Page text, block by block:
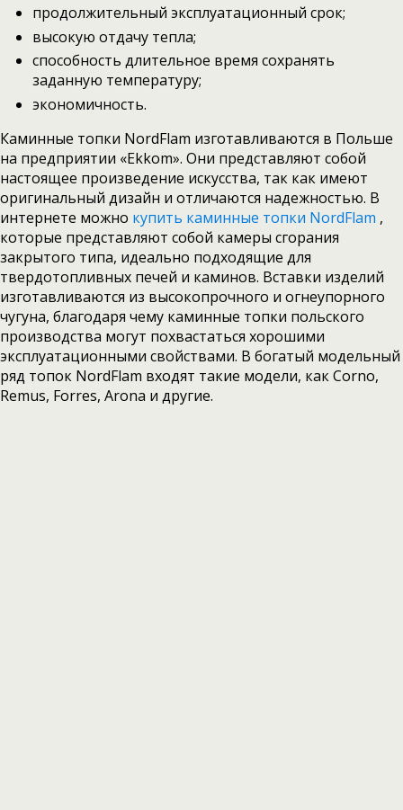
продолжительный эксплуатационный срок;
высокую отдачу тепла;
способность длительное время сохранять
заданную температуру;
экономичность.
Каминные топки NordFlam изготавливаются в Польше
на предприятии «Ekkom». Они представляют собой
настоящее произведение искусства, так как имеют
оригинальный дизайн и отличаются надежностью. В
интернете можно купить каминные топки NordFlam ,
которые представляют собой камеры сгорания
закрытого типа, идеально подходящие для
твердотопливных печей и каминов. Вставки изделий
изготавливаются из высокопрочного и огнеупорного
чугуна, благодаря чему каминные топки польского
производства могут похвастаться хорошими
эксплуатационными свойствами. В богатый модельный
ряд топок NordFlam входят такие модели, как Corno,
Remus, Forres, Arona и другие.